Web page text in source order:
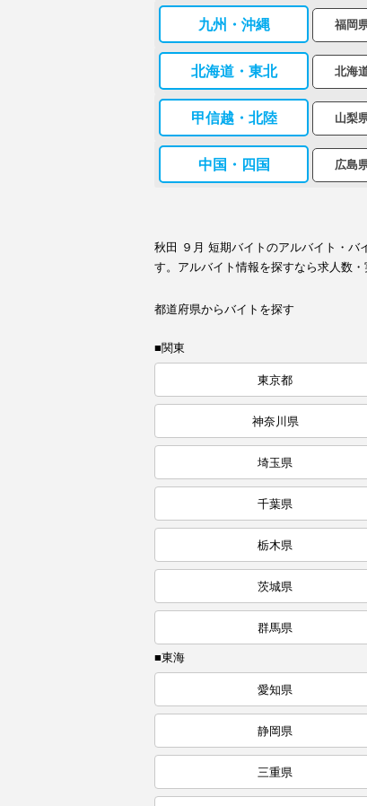
九州・沖縄 福岡
北海道・東北 北海
甲信越・北陸 山梨
中国・四国 広島
秋田 ９月 短期バイトのアルバイト・バ
す。アルバイト情報を探すなら求人数
都道府県からバイトを探す
■関東
東京都
神奈川県
埼玉県
千葉県
栃木県
茨城県
群馬県
■東海
愛知県
静岡県
三重県